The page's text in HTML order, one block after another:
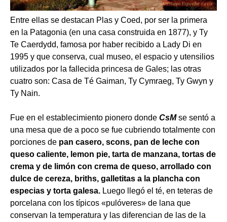
Entre ellas se destacan Plas y Coed, por ser la primera
en la Patagonia (en una casa construida en 1877), y Ty
Te Caerdydd, famosa por haber recibido a Lady Di en
1995 y que conserva, cual museo, el espacio y utensilios
utilizados por la fallecida princesa de Gales; las otras
cuatro son: Casa de Té Gaiman, Ty Cymraeg, Ty Gwyn y
Ty Nain.
Fue en el establecimiento pionero donde CsMse sentó a
una mesa que de a poco se fue cubriendo totalmente con
porciones de pan casero, scons, pan de leche con
queso caliente, lemon pie, tarta de manzana, tortas de
crema y de limón con crema de queso, arrollado con
dulce de cereza, briths, galletitas a la plancha con
especias y torta galesa. Luego llegó el té, en teteras de
porcelana con los típicos «pulóveres» de lana que
conservan la temperatura y las diferencian de las de la